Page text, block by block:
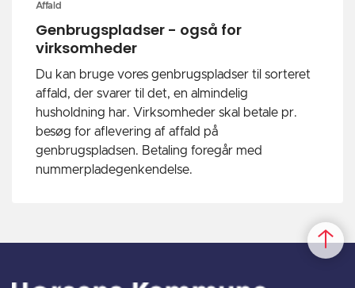
Affald
Genbrugspladser - også for
virksomheder
Du kan bruge vores genbrugspladser til sorteret
affald, der svarer til det, en almindelig
husholdning har. Virksomheder skal betale pr.
besøg for aflevering af affald på
genbrugspladsen. Betaling foregår med
nummerpladegenkendelse.